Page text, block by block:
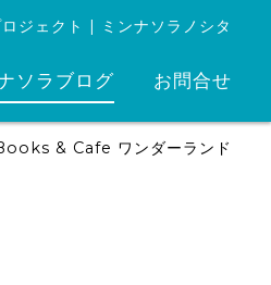
ジェクト | ミンナソラノシタ
ソラブログ お問合せ
& Cafe ワンダーランド